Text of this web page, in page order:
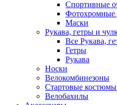
Спортивные
Фотохромные
Маски
Рукава, гетры и
Все Рукава,
Гетры
Рукава
Носки
Велокомбинезоны
Стартовые костюмы
Велобахилы